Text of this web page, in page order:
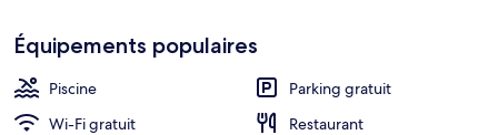
Équipements populaires
Piscine
Parking gratuit
Wi-Fi gratuit
Restaurant